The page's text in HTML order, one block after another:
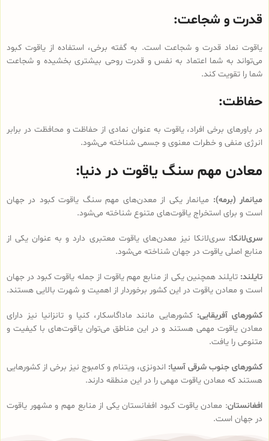
قدرت و شجاعت:
یاقوت نماد قدرت و شجاعت است. به گفته برخی، استفاده از یاقوت کبود
می‌تواند به شما اعتماد به نفس و قدرت روحی بیشتری بخشیده و شجاعت
شما را تقویت کند.
حفاظت:
در باورهای برخی افراد، یاقوت به عنوان نمادی از حفاظت و محافظت در برابر
انرژی منفی و خطرات معنوی و جسمی شناخته می‌شود.
معادن مهم سنگ یاقوت در دنیا:
میانمار (برمه): میانمار یکی از معدن‌های مهم سنگ یاقوت کبود در جهان
است و برای استخراج یاقوت‌های متنوع شناخته می‌شود.
سری‌لانکا: سری‌لانکا نیز معدن‌های یاقوت معتبری دارد و به عنوان یکی از
منابع اصلی یاقوت در جهان شناخته می‌شود.
تایلند: تایلند همچنین یکی از منابع مهم یاقوت از جمله یاقوت کبود در جهان
است و معادن یاقوت در این کشور برخوردار از اهمیت و شهرت بالایی هستند.
کشورهای آفریقایی: کشورهایی مانند ماداگاسکار، کنیا و تانزانیا نیز دارای
معادن یاقوت مهمی هستند و در این مناطق می‌توان یاقوت‌های با کیفیت و
متنوعی را یافت.
کشورهای جنوب شرقی آسیا: اندونزی، ویتنام و کامبوج نیز برخی از کشورهایی
هستند که معادن یاقوت مهمی را در این منطقه دارند.
افغانستان: معادن یاقوت کبود افغانستان یکی از منابع مهم و مشهور یاقوت
در جهان است.